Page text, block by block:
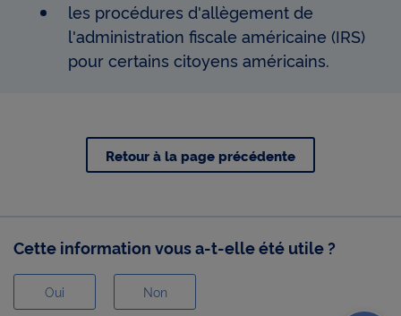
les procédures d'allègement de
l'administration fiscale américaine (IRS)
pour certains citoyens américains.
Retour à la page précédente
Cette information vous a-t-elle été utile ?
Oui Non
pouvez consulter notre Charte relative aux cookies
En cliquant sur « Continuer sans accepter » vous
indiquez votre refus et seuls les cookies nécessaires